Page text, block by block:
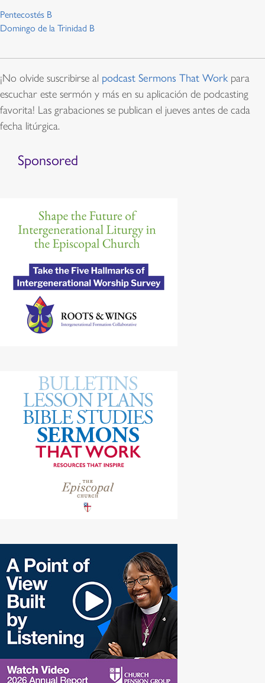
Pentecostés B
Domingo de la Trinidad B
¡No olvide suscribirse al podcast Sermons That Workpara
escuchar este sermón y más en su aplicación de podcasting
favorita! Las grabaciones se publican el jueves antes de cada
fecha litúrgica.
Sponsored